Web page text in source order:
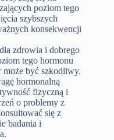
poziom tego
szybszych
konsekwencji
zdrowia i dobrego
tego hormonu
może być szkodliwy.
hormonalną
fizyczną i
o problemy z
się z
badania i